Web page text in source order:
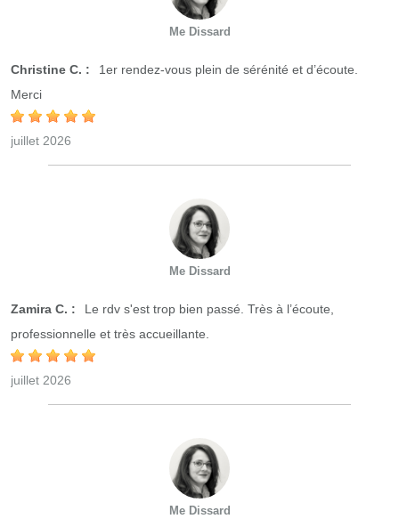
Me Dissard
Christine C. :
1er rendez-vous plein de sérénité et d’écoute.
Merci
juillet 2026
Me Dissard
Zamira C. :
Le rdv s'est trop bien passé. Très à l’écoute,
professionnelle et très accueillante.
juillet 2026
Me Dissard